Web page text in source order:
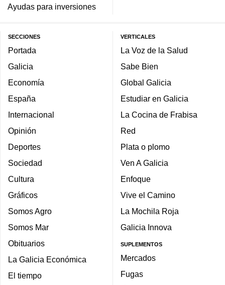
Ayudas para inversiones
SECCIONES
Portada
Galicia
Economía
España
Internacional
Opinión
Deportes
Sociedad
Cultura
Gráficos
Somos Agro
Somos Mar
Obituarios
La Galicia Económica
El tiempo
VERTICALES
La Voz de la Salud
Sabe Bien
Global Galicia
Estudiar en Galicia
La Cocina de Frabisa
Red
Plata o plomo
Ven A Galicia
Enfoque
Vive el Camino
La Mochila Roja
Galicia Innova
SUPLEMENTOS
Mercados
Fugas